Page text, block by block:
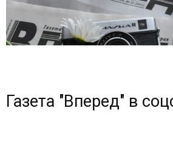
Газета "Вперед" в